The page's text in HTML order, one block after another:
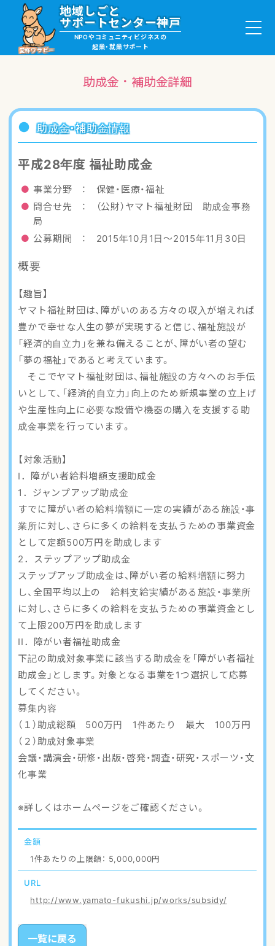
愛称ワラビー
地域しごと
サポートセンター神戸
NPOやコミュニティビジネスの
起業・就業サポート
就職・ボランティア情報
講座・サロン情報
ご登録・お問い合わせ
助成金・補助金詳細
助成金・補助金情報
平成28年度 福祉助成金
事業分野 ： 保健・医療・福祉
問合せ先 ： （公財）ヤマト福祉財団 助成金事務
局
公募期間 ： 2015年10月1日〜2015年11月30日
概要
【趣旨】
ヤマト福祉財団は、障がいのある方々の収入が増えれば
豊かで幸せな人生の夢が実現すると信じ、福祉施設が
「経済的自立力」を兼ね備えることが、障がい者の望む
「夢の福祉」であると考えています。
そこでヤマト福祉財団は、福祉施設の方々へのお手伝
いとして、「経済的自立力」向上のため新規事業の立上げ
や生産性向上に必要な設備や機器の購入を支援する助
成金事業を行っています。
【対象活動】
I．障がい者給料増額支援助成金
1．ジャンプアップ助成金
すでに障がい者の給料増額に一定の実績がある施設・事
業所に対し、さらに多くの給料を支払うための事業資金
として定額500万円を助成します
2．ステップアップ助成金
ステップアップ助成金は、障がい者の給料増額に努力
し、全国平均以上の 給料支給実績がある施設・事業所
に対し、さらに多くの給料を支払うための事業資金とし
て上限200万円を助成します
II．障がい者福祉助成金
下記の助成対象事業に該当する助成金を「障がい者福祉
助成金」とします。対象となる事業を1つ選択して応募
してください。
募集内容
（１）助成総額 500万円 1件あたり 最大 100万円
（２）助成対象事業
会議・講演会・研修・出版・啓発・調査・研究・スポーツ・文
化事業
※詳しくはホームページをご確認ください。
金額
1件あたりの上限額： 5,000,000円
URL
http://www.yamato-fukushi.jp/works/subsidy/
一覧に戻る